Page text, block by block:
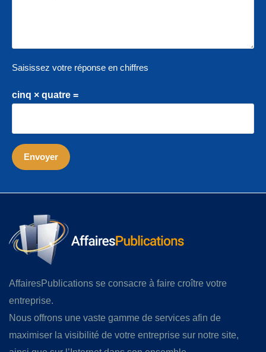
Saisissez votre réponse en chiffres
cinq × quatre =
AffairesPublications se consacre à faire croître votre
entreprise.
Nous offrons une vaste gamme de services afin de
maximiser la visibilité de votre entreprise sur notre site,